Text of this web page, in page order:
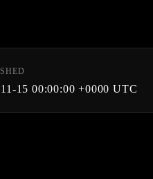
15 00:00:00 +0000 UTC